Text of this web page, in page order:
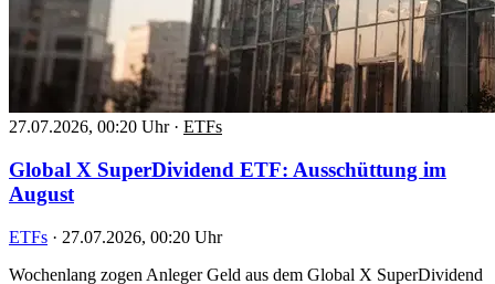
27.07.2026, 00:20 Uhr · ETFs
Global X SuperDividend ETF: Ausschüttung im
August
ETFs · 27.07.2026, 00:20 Uhr
Wochenlang zogen Anleger Geld aus dem Global X SuperDividend